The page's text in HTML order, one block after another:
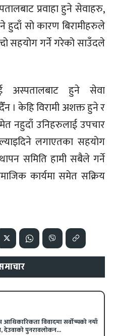
प्रवाहा हुने सेवाहरु,
हुदाँ सो कारण बिरामीहरुले
सहयोग गर्ने गरेको साउँदले
अस्पतालबाट हुने सेवा
। केहि विरामी अशक्त हुने र
नहुदाँ उनिहरुलाई उपचार
लगाएतका सहयोग
समिति हामी सबैले गर्ने
कार्यमा समेत सक्रिय
आधिकारिकता विवादमा सर्वोच्चको नयाँ
पुनरावलोकन...